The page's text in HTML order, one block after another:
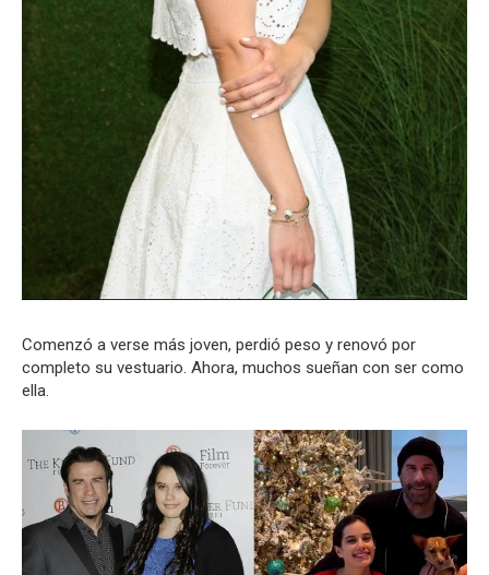
Comenzó a verse más joven, perdió peso y renovó por
completo su vestuario. Ahora, muchos sueñan con ser como
ella.